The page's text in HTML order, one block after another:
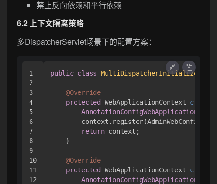
禁止反向依赖和平行依赖
6.2 上下文隔离策略
多DispatcherServlet场景下的配置方案：
1
2
3
4
5
6
7
8
9
10
11
12
public class MultiDispatcherInitializer
@Override
protected
WebApplicationContext
return context;
    }
@Override
protected
WebApplicationContext